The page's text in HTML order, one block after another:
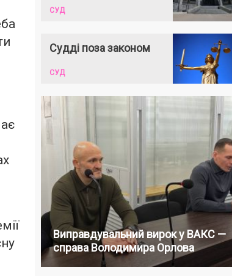
СУД
Судді поза законом
СУД
Виправдувальний вирок у ВАКС —
справа Володимира Орлова